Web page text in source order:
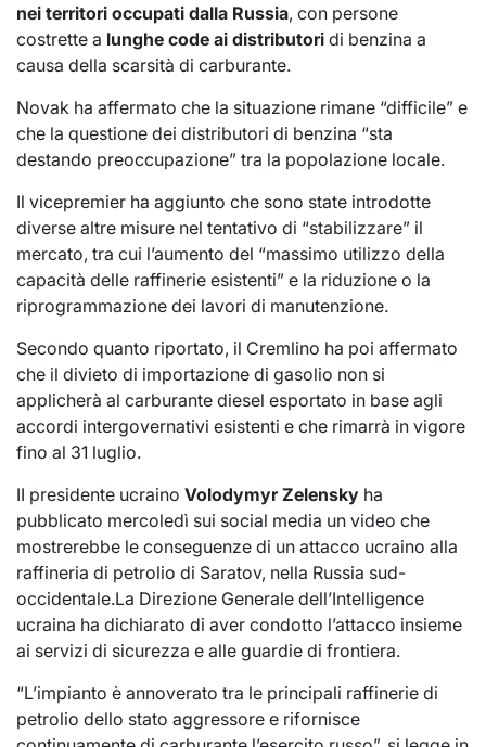
nei territori occupati dalla Russia, con persone
costrette a lunghe code ai distributori di benzina a
causa della scarsità di carburante.
Novak ha affermato che la situazione rimane “difficile” e
che la questione dei distributori di benzina “sta
destando preoccupazione” tra la popolazione locale.
Il vicepremier ha aggiunto che sono state introdotte
diverse altre misure nel tentativo di “stabilizzare” il
mercato, tra cui l’aumento del “massimo utilizzo della
capacità delle raffinerie esistenti” e la riduzione o la
riprogrammazione dei lavori di manutenzione.
Secondo quanto riportato, il Cremlino ha poi affermato
che il divieto di importazione di gasolio non si
applicherà al carburante diesel esportato in base agli
accordi intergovernativi esistenti e che rimarrà in vigore
fino al 31 luglio.
II presidente ucraino Volodymyr Zelensky ha
pubblicato mercoledì sui social media un video che
mostrerebbe le conseguenze di un attacco ucraino alla
raffineria di petrolio di Saratov, nella Russia sud-
occidentale.La Direzione Generale dell’Intelligence
ucraina ha dichiarato di aver condotto l’attacco insieme
ai servizi di sicurezza e alle guardie di frontiera.
“L’impianto è annoverato tra le principali raffinerie di
petrolio dello stato aggressore e rifornisce